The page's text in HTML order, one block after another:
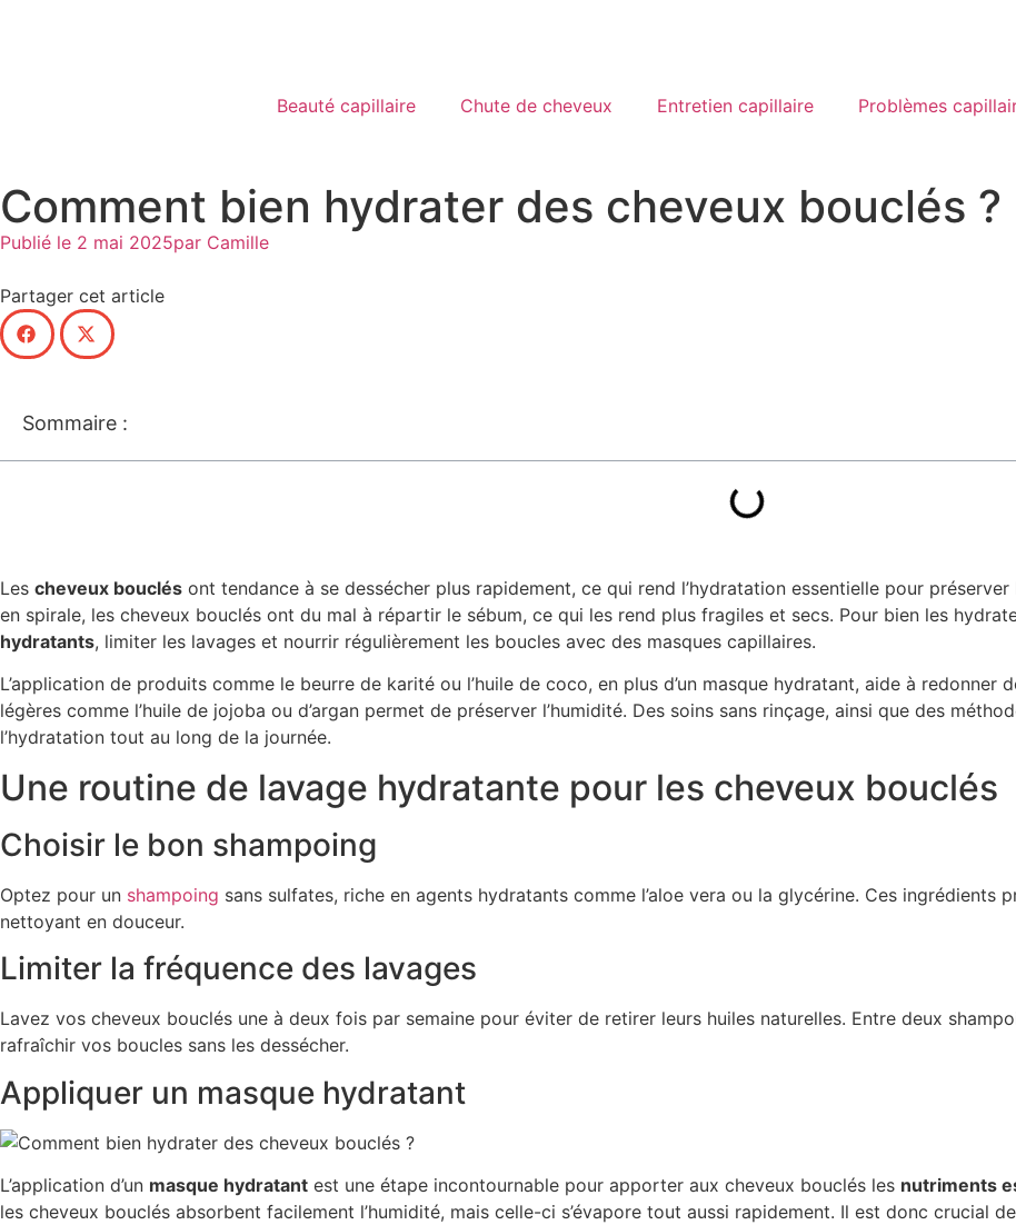
Beauté capillaire Chute de cheveux Entretien capillaire Problèmes
Comment bien hydrater des cheveux bouclés ?
Publié le 2 mai 2025par Camille
Partager cet article
Sommaire :
Les cheveux bouclés ont tendance à se dessécher plus rapidement, ce qui rend l’hydratation essentielle pour
en spirale, les cheveux bouclés ont du mal à répartir le sébum, ce qui les rend plus fragiles et secs. Pour bien les
hydratants, limiter les lavages et nourrir régulièrement les boucles avec des masques capillaires.
L’application de produits comme le beurre de karité ou l’huile de coco, en plus d’un masque hydratant, aide à redonner
légères comme l’huile de jojoba ou d’argan permet de préserver l’humidité. Des soins sans rinçage, ainsi que des
l’hydratation tout au long de la journée.
Une routine de lavage hydratante pour les cheveux bouclés
Choisir le bon shampoing
Optez pour un shampoing sans sulfates, riche en agents hydratants comme l’aloe vera ou la glycérine. Ces ingrédients
nettoyant en douceur.
Limiter la fréquence des lavages
Lavez vos cheveux bouclés une à deux fois par semaine pour éviter de retirer leurs huiles naturelles. Entre deux
rafraîchir vos boucles sans les dessécher.
Appliquer un masque hydratant
L’application d’un masque hydratant est une étape incontournable pour apporter aux cheveux bouclés les nutriments
les cheveux bouclés absorbent facilement l’humidité, mais celle-ci s’évapore tout aussi rapidement. Il est donc crucial